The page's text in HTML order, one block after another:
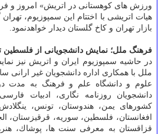
ورزش های كوهستانی در اتریش» امروز و
هیات اتریشی با اختتام این سمپوزیوم،
بازار تهران و كاخ گلستان دیدار خواهدنمود.
فرهنگ ملل؛ نمایش دانشجویانی از فلسطین
در حاشیه سمپوزیوم ایران و اتریش نیز
ملل با همكاری اداره دانشجویان غیر ارانی
علوم و دانشگاه علم و فرهنگ به مدت
دانشجویان روزنامه نگاری، ادبیات
كشورهای یمن، هندوستان، تونس،
افغانستان، فلسطین، سوریه، قرقیزستان،
قزاقستان به معرفی سنت ها، پوشاك،